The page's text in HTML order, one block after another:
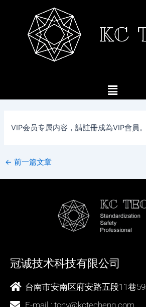
菜
单
VIP会员专属内容，請註冊成為VIP會員。
← 前一篇文章
冠诚技术科技有限公司
台南市安南区府安路五段11巷
E-mail : tony@kctecheng.com